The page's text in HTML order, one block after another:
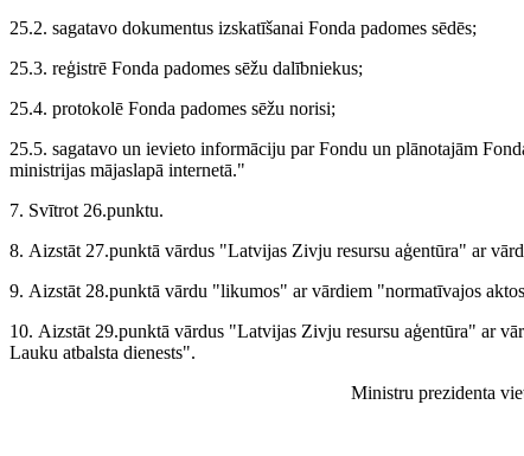
25.2. sagatavo dokumentus izskatīšanai Fonda padomes sēdēs;
25.3. reģistrē Fonda padomes sēžu dalībniekus;
25.4. protokolē Fonda padomes sēžu norisi;
25.5. sagatavo un ievieto informāciju par Fondu un plānotajām
ministrijas mājaslapā internetā."
7. Svītrot 26.punktu.
8. Aizstāt 27.punktā vārdus "Latvijas Zivju resursu aģentūra" ar
9. Aizstāt 28.punktā vārdu "likumos" ar vārdiem "normatīvajos
10. Aizstāt 29.punktā vārdus "Latvijas Zivju resursu aģentūra" ar
Lauku atbalsta dienests".
Ministru prezidenta